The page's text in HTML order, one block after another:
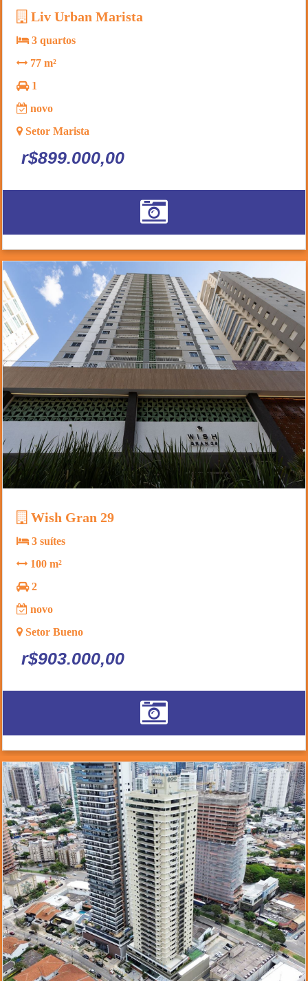
Liv Urban Marista
3 quartos
77 m²
1
novo
Setor Marista
r$899.000,00
Wish Gran 29
3 suítes
100 m²
2
novo
Setor Bueno
r$903.000,00